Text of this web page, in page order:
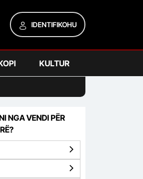
IDENTIFIKOHU
KULTUR
NGA VENDI PËR